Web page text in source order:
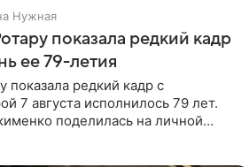
Нужная
показала редкий кадр
ее 79-летия
показала редкий кадр с
7 августа исполнилось 79 лет.
поделилась на личной